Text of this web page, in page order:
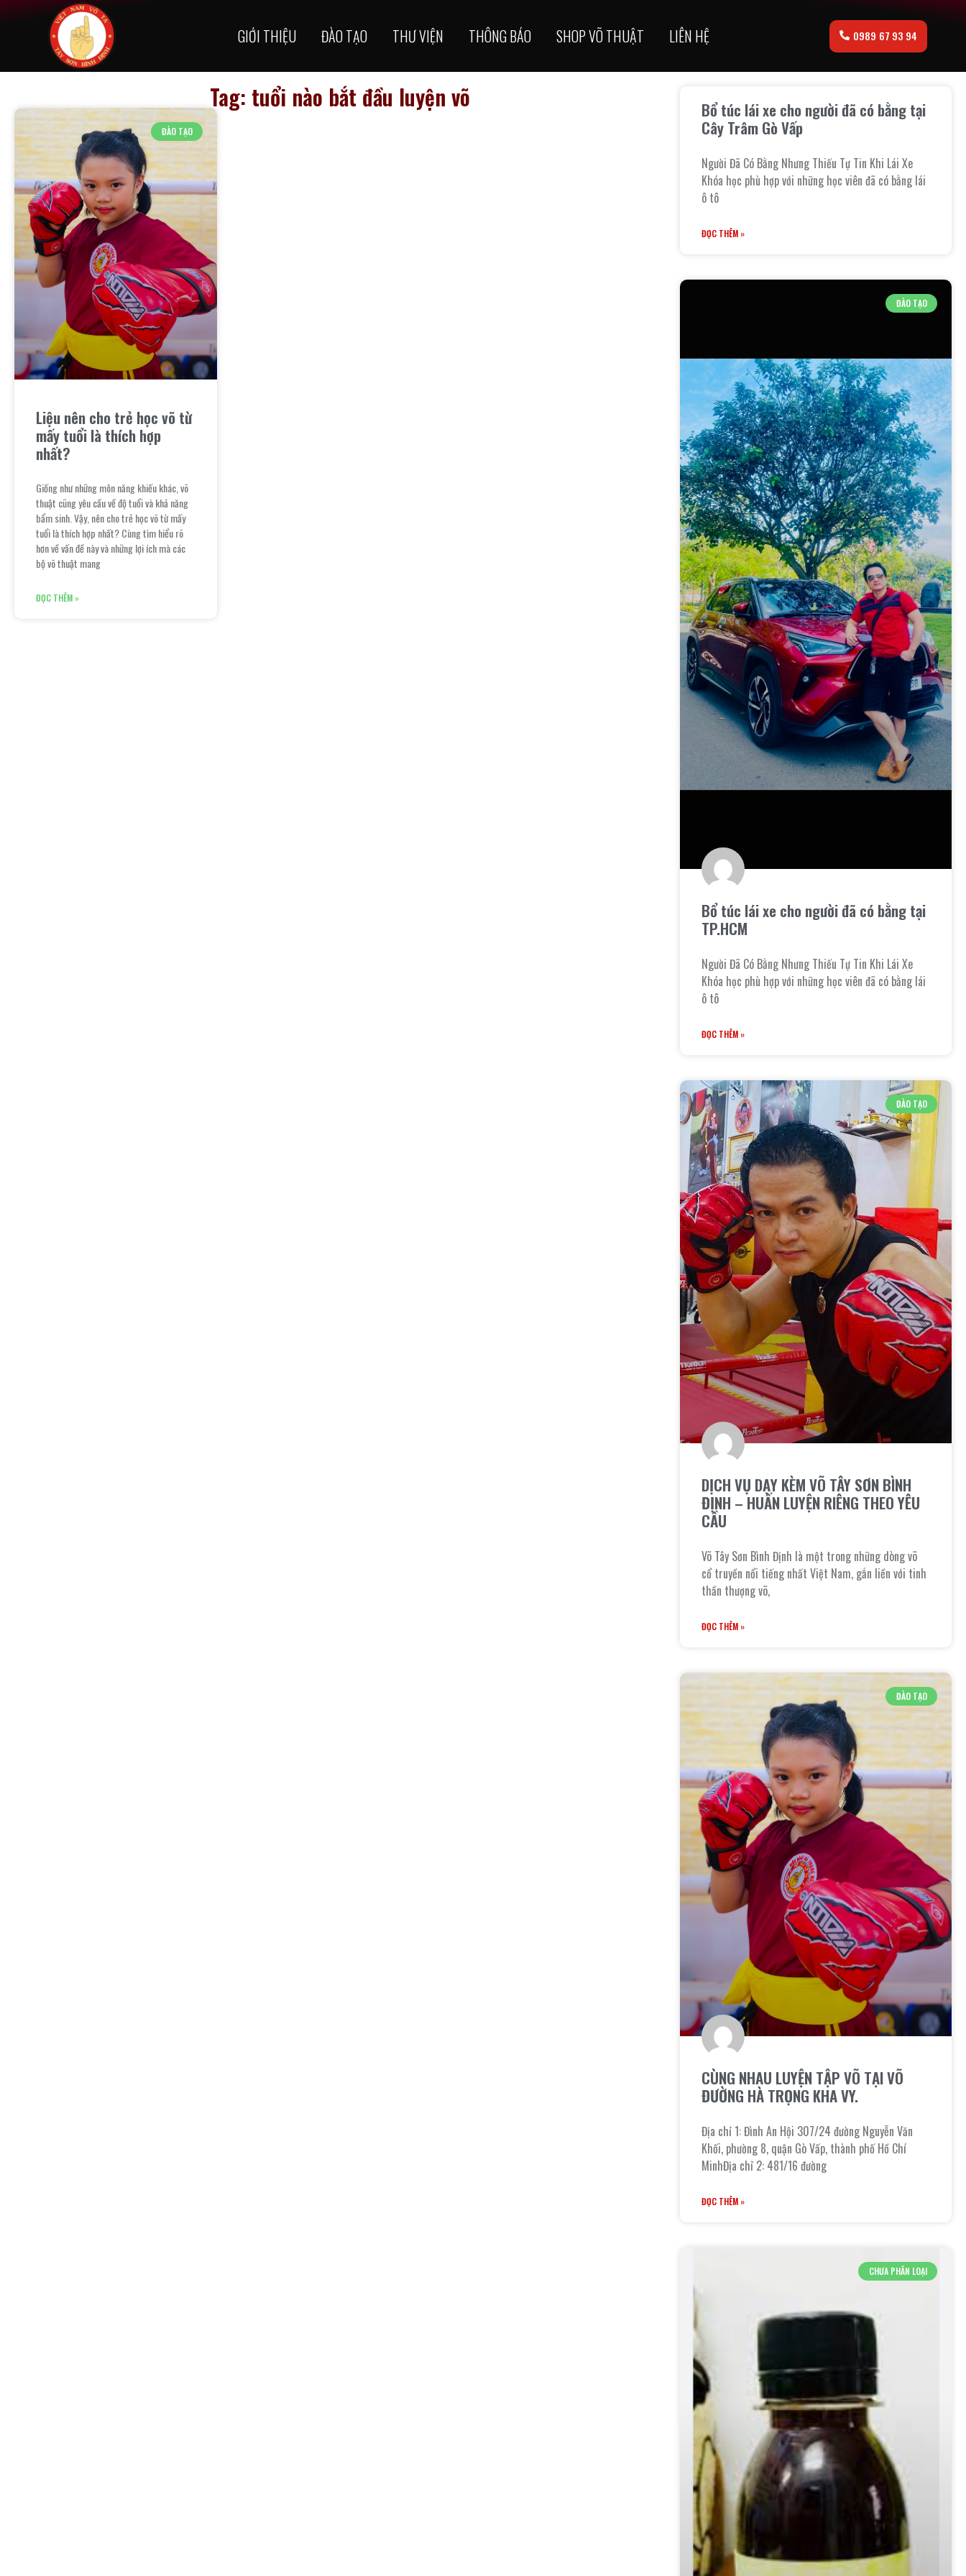
GIỚI THIỆU ĐÀO TẠO THƯ VIỆN THÔNG BÁO SHOP VÕ THUẬT LIÊN HỆ 0989 67 93 94
Tag: tuổi nào bắt đầu luyện võ
ĐÀO TẠO
Liệu nên cho trẻ học võ từ
mấy tuổi là thích hợp
nhất?
Giống như những môn năng khiếu khác, võ
thuật cũng yêu cầu về độ tuổi và khả năng
bẩm sinh. Vậy, nên cho trẻ học võ từ mấy
tuổi là thích hợp nhất? Cùng tìm hiểu rõ
hơn về vấn đề này và những lợi ích mà các
bộ võ thuật mang
ĐỌC THÊM »
Bổ túc lái xe cho người đã có bằng tại
Cây Trâm Gò Vấp
Người Đã Có Bằng Nhưng Thiếu Tự Tin Khi Lái Xe
Khóa học phù hợp với những học viên đã có bằng lái
ô tô
ĐỌC THÊM »
ĐÀO TẠO
Bổ túc lái xe cho người đã có bằng tại
TP.HCM
Người Đã Có Bằng Nhưng Thiếu Tự Tin Khi Lái Xe
Khóa học phù hợp với những học viên đã có bằng lái
ô tô
ĐỌC THÊM »
ĐÀO TẠO
DỊCH VỤ DẠY KÈM VÕ TÂY SƠN BÌNH
ĐỊNH – HUẤN LUYỆN RIÊNG THEO YÊU
CẦU
Võ Tây Sơn Bình Định là một trong những dòng võ
cổ truyền nổi tiếng nhất Việt Nam, gắn liền với tinh
thần thượng võ,
ĐỌC THÊM »
ĐÀO TẠO
CÙNG NHAU LUYỆN TẬP VÕ TẠI VÕ
ĐƯỜNG HÀ TRỌNG KHA VY.
Địa chỉ 1: Đình An Hội 307/24 đường Nguyễn Văn
Khối, phường 8, quận Gò Vấp, thành phố Hồ Chí
MinhĐịa chỉ 2: 481/16 đường
ĐỌC THÊM »
CHƯA PHÂN LOẠI